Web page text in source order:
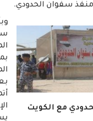
منفذ سفوان الحدودي.
مع الكويت